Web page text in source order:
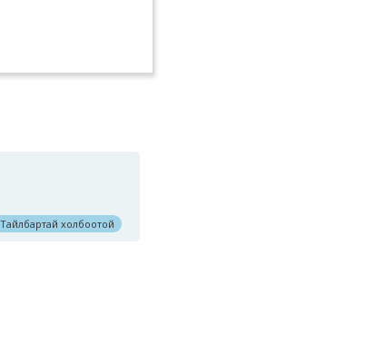
Тайлбартай холбоотой